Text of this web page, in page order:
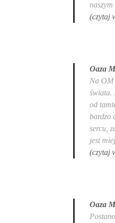
(czytaj
Oaza
Na OM
świata.
od
bardzo
sercu,
jest
(czytaj
Oaza